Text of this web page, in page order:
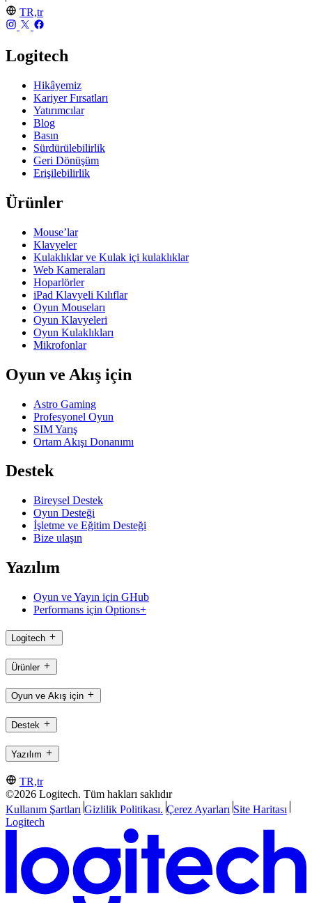
TR,tr
Logitech
Hikâyemiz
Kariyer Fırsatları
Yatırımcılar
Blog
Basın
Sürdürülebilirlik
Geri Dönüşüm
Erişilebilirlik
Ürünler
Mouse’lar
Klavyeler
Kulaklıklar ve Kulak içi kulaklıklar
Web Kameraları
Hoparlörler
iPad Klavyeli Kılıflar
Oyun Mouseları
Oyun Klavyeleri
Oyun Kulaklıkları
Mikrofonlar
Oyun ve Akış için
Astro Gaming
Profesyonel Oyun
SIM Yarış
Ortam Akışı Donanımı
Destek
Bireysel Destek
Oyun Desteği
İşletme ve Eğitim Desteği
Bize ulaşın
Yazılım
Oyun ve Yayın için GHub
Performans için Options+
Logitech
Ürünler
Oyun ve Akış için
Destek
Yazılım
TR,tr
©2026 Logitech. Tüm hakları saklıdır
Kullanım Şartları Gizlilik Politikası. Çerez Ayarları Site Haritası
Logitech